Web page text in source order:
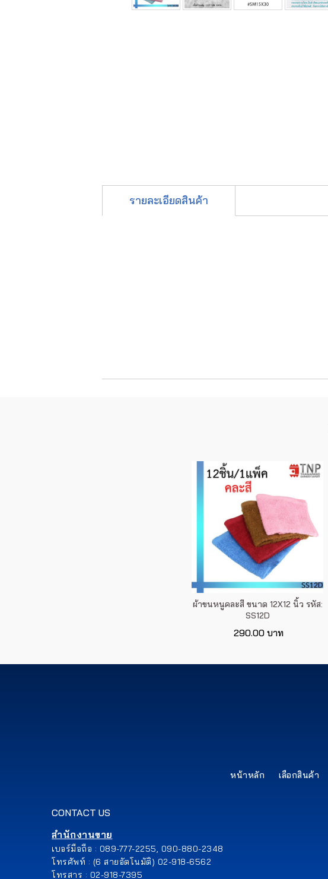
รายละเอียดสินค้า
ผ้าขนหนูคละสี ขนาด 12X12 นิ้ว รหัส:
SS12D
290.00 บาท
หน้าหลัก เลือกสินค้า
CONTACT US
สำนักงานขาย
เบอร์มือถือ : 089-777-2255, 090-880-2348
โทรศัพท์ : (6 สายอัตโนมัติ) 02-918-6562
โทรสาร : 02-918-7395